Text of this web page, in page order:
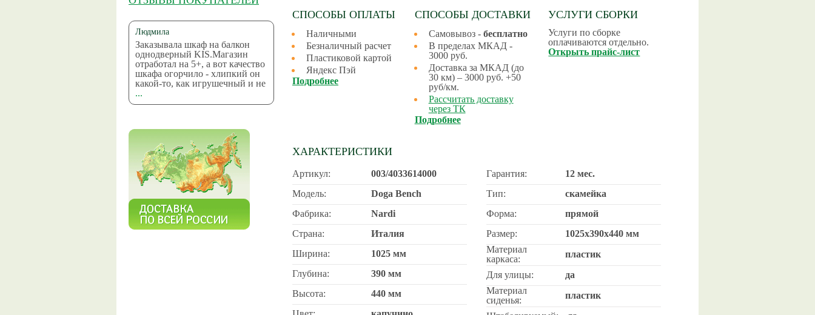
Людмила
Заказывала шкаф на балкон
однодверный KIS.Магазин
отработал на 5+, а вот качество
шкафа огорчило - хлипкий он
какой-то, как игрушечный и не
...
СПОСОБЫ ОПЛАТЫ
Наличными
Безналичный расчет
Пластиковой картой
Яндекс Пэй
Подробнее
СПОСОБЫ ДОСТАВКИ
Самовывоз - бесплатно
В пределах МКАД -
3000 руб.
Доставка за МКАД (до
30 км) – 3000 руб. +50
руб/км.
Рассчитать доставку
через ТК
Подробнее
УСЛУГИ СБОРКИ
Услуги по сборке
оплачиваются отдельно.
Открыть прайс-лист
ХАРАКТЕРИСТИКИ
Артикул:
003/4033614000
Модель:
Doga Bench
Фабрика:
Nardi
Страна:
Италия
Ширина:
1025 мм
Глубина:
390 мм
Высота:
440 мм
Гарантия:
12 мес.
Тип:
скамейка
Форма:
прямой
Размер:
1025х390х440 мм
Материал
каркаса:
пластик
Для улицы:
да
Материал
сиденья:
пластик